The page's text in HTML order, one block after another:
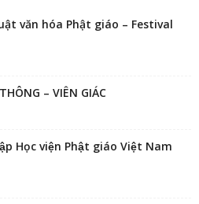
văn hóa Phật giáo – Festival
– VIÊN GIÁC
Học viện Phật giáo Việt Nam